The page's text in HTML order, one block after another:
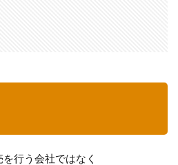
行う会社ではなく